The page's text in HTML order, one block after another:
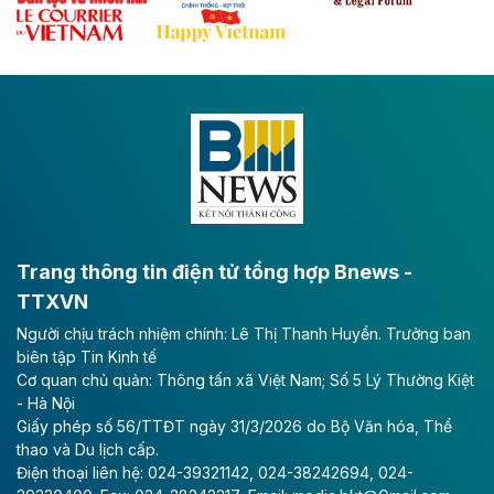
Đề xuất đầu tư 11.500 tỷ đồng xây dựng cao
tốc CT.11 qua Ninh Bình
Đông A dài khoảng 25,1 km được kỳ vọng sẽ tạo động
lực phát triển kinh tế - xã hội khu vực phía Nam đồng
Long Thành
Tổng công ty Cảng hàng không Việt Nam - CTCP
(ACV) vừa lập kỷ lục mới về lợi nhuận trong quý
II/2026.
Theo baodautu.vn
Vinaconex lập đỉnh doanh thu
Tổng CTCP Xuất nhập khẩu và Xây dựng Việt Nam
Trang thông tin điện tử tổng hợp Bnews -
TTXVN
Người chịu trách nhiệm chính: Lê Thị Thanh Huyền. Trưởng ban
biên tập Tin Kinh tế
Cơ quan chủ quản: Thông tấn xã Việt Nam; Số 5 Lý Thường Kiệt
- Hà Nội
Giấy phép số 56/TTĐT ngày 31/3/2026 do Bộ Văn hóa, Thể
thao và Du lịch cấp.
Điện thoại liên hệ: 024-39321142, 024-38242694, 024-